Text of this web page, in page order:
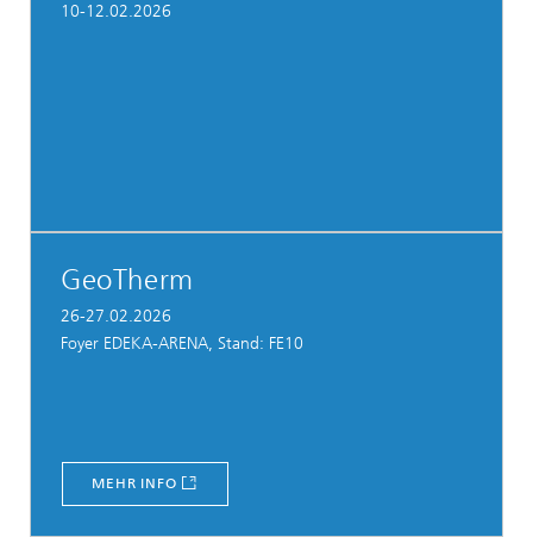
10-12.02.2026
GeoTherm
26-27.02.2026
Foyer EDEKA-ARENA, Stand: FE10
MEHR INFO